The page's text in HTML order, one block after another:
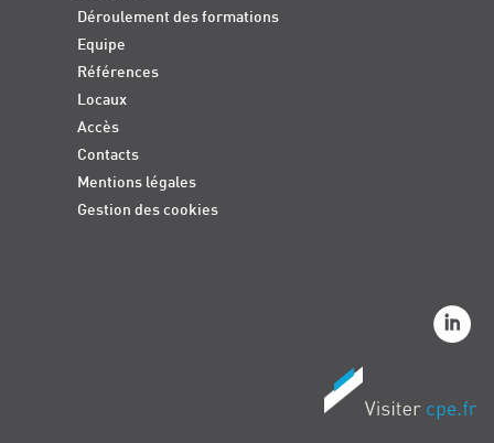
Déroulement des formations
Equipe
Références
Locaux
Accès
Contacts
Mentions légales
Gestion des cookies